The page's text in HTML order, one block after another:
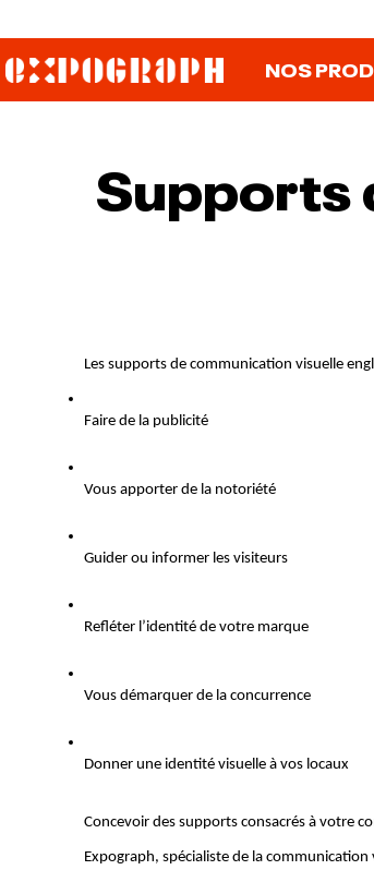
NOS
Supports
Les supports de communication visuelle
Faire de la publicité
Vous apporter de la notoriété
Guider ou informer les visiteurs
Refléter l’identité de votre marque
Vous démarquer de la concurrence
Donner une identité visuelle à vos locaux
Concevoir des supports consacrés à votre
Expograph, spécialiste de la